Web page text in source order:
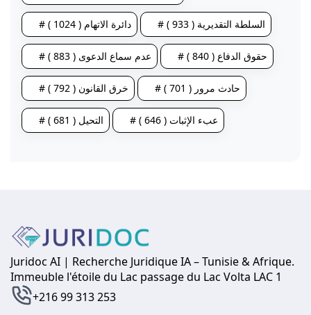
# دائرة الاتهام ( 1024 ) # السلطة التقديرية ( 933 )
# عدم سماع الدعوى ( 883 ) # حقوق الدفاع ( 840 )
# خرق القانون ( 792 ) # حادث مرور ( 701 )
# التحيل ( 681 ) # عبء الإثبات ( 646 )
Juridoc AI | Recherche Juridique IA – Tunisie & Afrique.
Immeuble l'étoile du Lac passage du Lac Volta LAC 1
+216 99 313 253